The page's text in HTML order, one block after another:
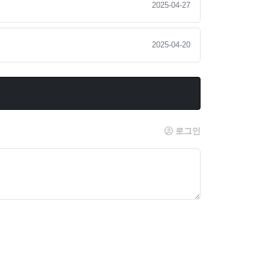
2025-04-27
2025-04-20
로그인